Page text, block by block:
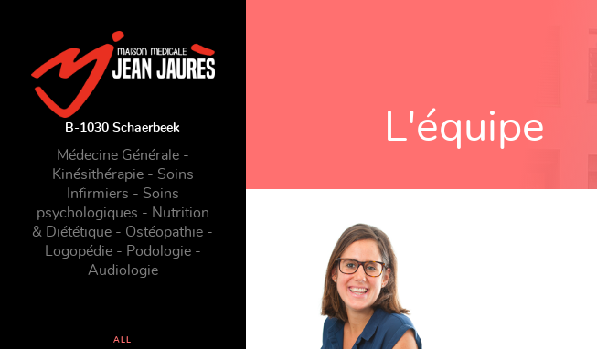
B-1030 Schaerbeek
Médecine Générale -
Kinésithérapie - Soins
Infirmiers - Soins
psychologiques - Nutrition
& Diététique - Ostéopathie -
Logopédie - Podologie -
Audiologie
ALL
L'équipe